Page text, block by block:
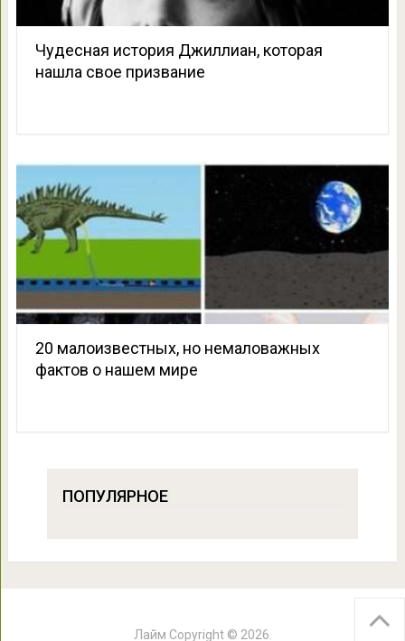
Чудесная история Джиллиан, которая
нашла свое призвание
20 малоизвестных, но немаловажных
фактов о нашем мире
ПОПУЛЯРНОЕ
Лайм Copyright © 2026.